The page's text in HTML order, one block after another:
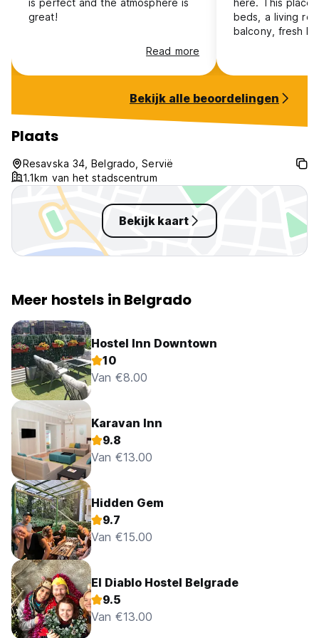
is perfect and the atmosphere is
great!
Read more
here. This place
beds, a living
balcony, fresh
outgoing and
real Beograd
to eat/drink. You
Bekijk alle beoordelingen
Plaats
Resavska 34, Belgrado, Servië
1.1km van het stadscentrum
Bekijk kaart
Meer hostels in Belgrado
Hostel Inn Downtown
10
Van €8.00
Karavan Inn
9.8
Van €13.00
Hidden Gem
9.7
Van €15.00
El Diablo Hostel Belgrade
9.5
Van €13.00